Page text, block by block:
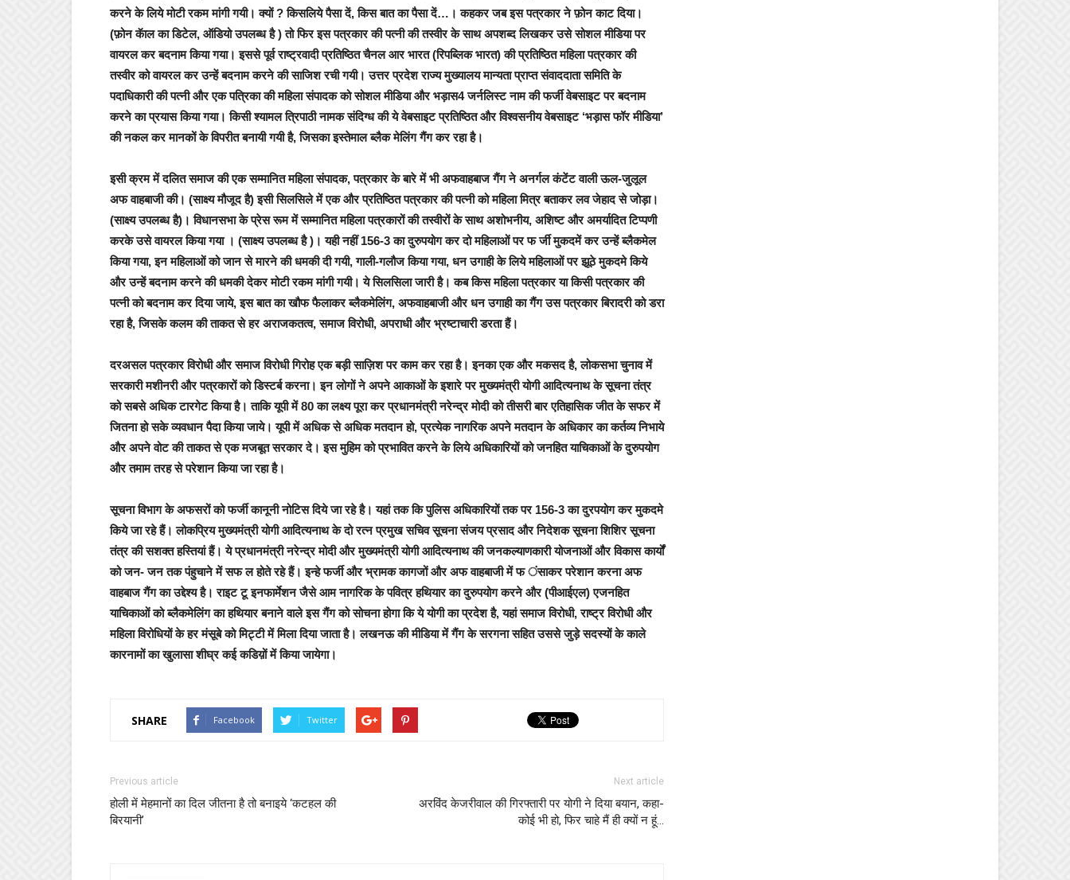
करने के लिये मोटी रकम मांगी गयी। क्यों ? किसलिये पैसा दें, किस बात का पैसा दें…। कहकर जब इस पत्रकार ने फ़ोन काट दिया।
(फ़ोन कॅाल का डिटेल, ऑडियो उपलब्ध है ) तो फिर इस पत्रकार की पत्नी की तस्वीर के साथ अपशब्द लिखकर उसे सोशल मीडिया पर
वायरल कर बदनाम किया गया। इससे पूर्व राष्ट्रवादी प्रतिष्ठित चैनल आर भारत (रिपब्लिक भारत) की प्रतिष्ठित महिला पत्रकार की
तस्वीर को वायरल कर उन्हें बदनाम करने की साजिश रची गयी। उत्तर प्रदेश राज्य मुख्यालय मान्यता प्राप्त संवाददाता समिति के
पदाधिकारी की पत्नी और एक पत्रिका की महिला संपादक को सोशल मीडिया और भड़ास4 जर्नलिस्ट नाम की फर्जी वेबसाइट पर बदनाम
करने का प्रयास किया गया। किसी श्यामल त्रिपाठी नामक संदिग्ध की ये वेबसाइट प्रतिष्ठित और विश्वसनीय वेबसाइट ‘भड़ास फॉर मीडिया’
की नकल कर मानकों के विपरीत बनायी गयी है, जिसका इस्तेमाल ब्लैक मेलिंग गैंग कर रहा है।
इसी क्रम मेंदलित समाज की एक सम्मानित महिला संपादक, पत्रकार के बारे में भी अफवाहबाज गैंग ने अनर्गल कंटेंट वाली ऊल-जुलूल
अफ वाहबाजी की। (साक्ष्य मौजूद है) इसी सिलसिले में एक और प्रतिष्ठित पत्रकार की पत्नी को महिला मित्र बताकर लव जेहाद से जोड़ा।
(साक्ष्य उपलब्ध है)। विधानसभा के प्रेस रूम में सम्मानित महिला पत्रकारों की तस्वीरों के साथ अशोभनीय, अशिष्ट और अमर्यादित टिप्पणी
करके उसे वायरल किया गया । (साक्ष्य उपलब्ध है )। यही नहीं 156-3 का दुरुपयोग कर दो महिलाओं पर फ र्जी मुकदमें कर उन्हें ब्लैकमेल
किया गया, इन महिलाओं को जान से मारने की धमकी दी गयी, गाली-गलौज किया गया, धन उगाही के लिये महिलाओं पर झूठे मुकदमे किये
और उन्हें बदनाम करने की धमकी देकर मोटी रकम मांगी गयी। ये सिलसिला जारी है। कब किस महिला पत्रकार या किसी पत्रकार की
पत्नी को बदनाम कर दिया जाये, इस बात का खौफ फैलाकर ब्लैकमेलिंग, अफवाहबाजी और धन उगाही का गैंग उस पत्रकार बिरादरी को डरा
रहा है, जिसके कलम की ताकत से हर अराजकतत्व, समाज विरोधी, अपराधी और भ्रष्टाचारी डरता हैं।
दरअसलपत्रकार विरोधी और समाज विरोधी गिरोह एक बड़ी साज़िश पर काम कर रहा है। इनका एक और मकसद है, लोकसभा चुनाव में
सरकारी मशीनरी और पत्रकारों को डिस्टर्ब करना। इन लोगों ने अपने आकाओं के इशारे पर मुख्यमंत्री योगी आदित्यनाथ के सूचना तंत्र
को सबसे अधिक टारगेट किया है। ताकि यूपी में 80 का लक्ष्य पूरा कर प्रधानमंत्री नरेन्द्र मोदी को तीसरी बार एतिहासिक जीत के सफर में
जितना हो सके व्यवधान पैदा किया जाये। यूपी में अधिक से अधिक मतदान हो, प्रत्येक नागरिक अपने मतदान के अधिकार का कर्तव्य निभाये
और अपने वोट की ताकत से एक मजबूत सरकार दे। इस मुहिम को प्रभावित करने के लिये अधिकारियों को जनहित याचिकाओं के दुरुपयोग
और तमाम तरह से परेशान किया जा रहा है।
सूचना विभाग के अफसरों को फर्जी कानूनी नोटिस दिये जा रहे है। यहां तक कि पुलिस अधिकारियों तक पर 156-3 का दुरपयोग कर मुकदमे
किये जा रहे हैं। लोकप्रिय मुख्यमंत्री योगी आदित्यनाथ के दो रत्न प्रमुख सचिव सूचना संजय प्रसाद और निदेशक सूचना शिशिर सूचना
तंत्र की सशक्त हस्तियां हैं। ये प्रधानमंत्री नरेन्द्र मोदी और मुख्यमंत्री योगी आदित्यनाथ की जनकल्याणकारी योजनाओं और विकास कार्यों
को जन- जन तक पंहुचाने में सफ ल होते रहे हैं। इन्हे फर्जी और भ्रामक कागजों और अफ वाहबाजी में फ ंसाकर परेशान करना अफ
वाहबाज गैंग का उद्देश्य है। राइट टू इनफार्मेशन जैसे आम नागरिक के पवित्र हथियार का दुरुपयोग करने और (पीआईएल) एजनहित
याचिकाओं को ब्लैकमेलिंग का हथियार बनाने वाले इस गैंग को सोचना होगा कि ये योगी का प्रदेश है, यहां समाज विरोधी, राष्ट्र विरोधी और
महिला विरोधियों के हर मंसूबे को मिट्टी में मिला दिया जाता है। लखनऊ की मीडिया में गैंग के सरगना सहित उससे जुड़े सदस्यों के काले
कारनामों का खुलासा शीघ्र कई कडिय़ों में किया जायेगा।
SHARE Facebook Twitter
Previous article
होली में मेहमानों का दिल जीतना है तो बनाइये ‘कटहल की
बिरयानी’
Next article
अरविंद केजरीवाल की गिरफ्तारी पर योगी ने दिया बयान, कहा-
कोई भी हो, फिर चाहे मैं ही क्यों न हूं…